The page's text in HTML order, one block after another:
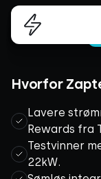
Hvorfor
Lavere
Rewards fra
Testvinner
22kW.